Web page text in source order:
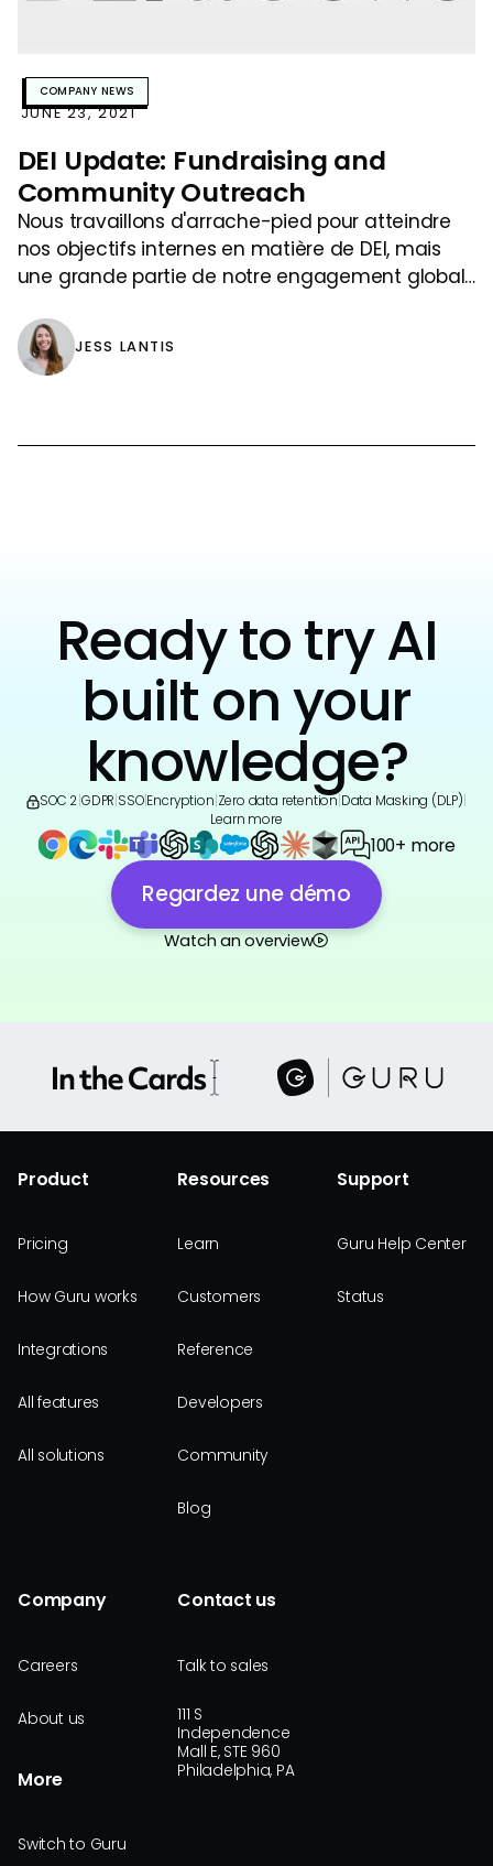
COMPANY NEWS
JUNE 23, 2021
DEI Update: Fundraising and
Community Outreach
Nous travaillons d'arrache-pied pour atteindre
nos objectifs internes en matière de DEI, mais
une grande partie de notre engagement global
implique d'aider notre communauté.
JESS LANTIS
Ready to try AI
built on your
knowledge?
SOC 2 GDPR SSO|Encryption Zero data retention Data Masking (DLP)
Learn more
100+ more
Regardez une démo
Watch an overview
Product
Pricing
How Guru works
Integrations
All features
All solutions
Resources
Learn
Customers
Reference
Developers
Community
Blog
Support
Guru Help Center
Status
Company
Careers
About us
More
Switch to Guru
Contact us
Talk to sales
111 S
Independence
Mall E, STE 960
Philadelphia, PA